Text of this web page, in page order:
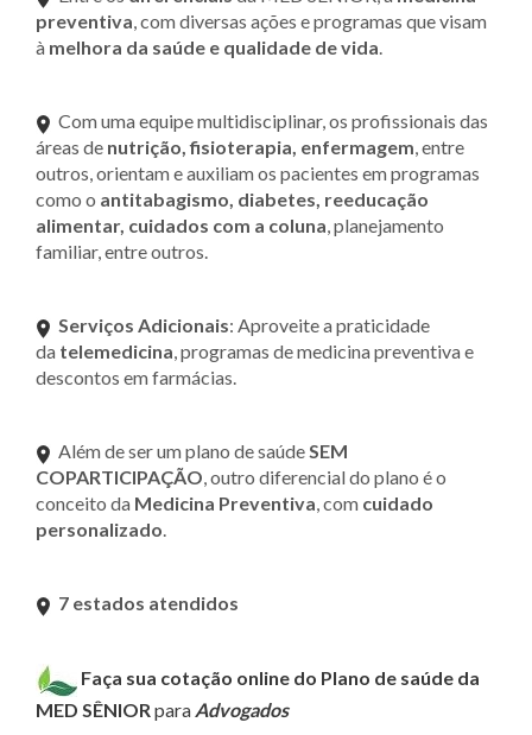
preventiva, com diversas ações e programas que visam
à melhora da saúde e qualidade de vida.
Com uma equipe multidisciplinar, os profissionais das
áreas de nutrição, fisioterapia, enfermagem, entre
outros, orientam e auxiliam os pacientes em programas
como o antitabagismo, diabetes, reeducação
alimentar, cuidados com a coluna, planejamento
familiar, entre outros.
Serviços Adicionais: Aproveite a praticidade
da telemedicina, programas de medicina preventiva e
descontos em farmácias.
Além de ser um plano de saúdeSEM
COPARTICIPAÇÃO, outro diferencial do plano é o
conceito da Medicina Preventiva, com cuidado
personalizado.
7 estados atendidos
Faça sua cotação online do Plano de saúde da
MED SÊNIORpara Advogados